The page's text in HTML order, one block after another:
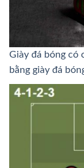
Giày đá bóng có
bằng giày đá